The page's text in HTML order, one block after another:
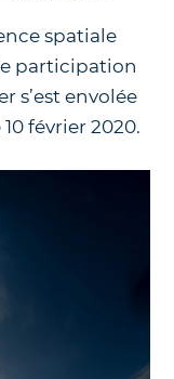
spatiale
participation
s’est envolée
février 2020.